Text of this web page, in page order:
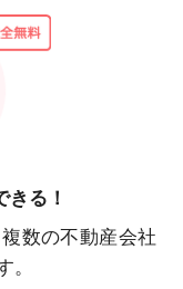
きる！
数の不動産会社
。